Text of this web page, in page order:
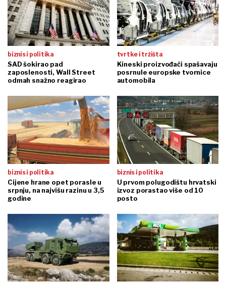
biznis i politika
SAD šokirao pad
zaposlenosti, Wall Street
odmah snažno reagirao
tvrtke i tržišta
Kineski proizvođači spašavaju
posrnule europske tvornice
automobila
biznis i politika
Cijene hrane opet porasle u
srpnju, na najvišu razinu u 3,5
godine
biznis i politika
U prvom polugodištu hrvatski
izvoz porastao više od 10
posto